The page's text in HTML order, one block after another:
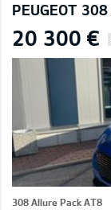
PEUGEOT
20 300 €
308 Allure Pack AT8